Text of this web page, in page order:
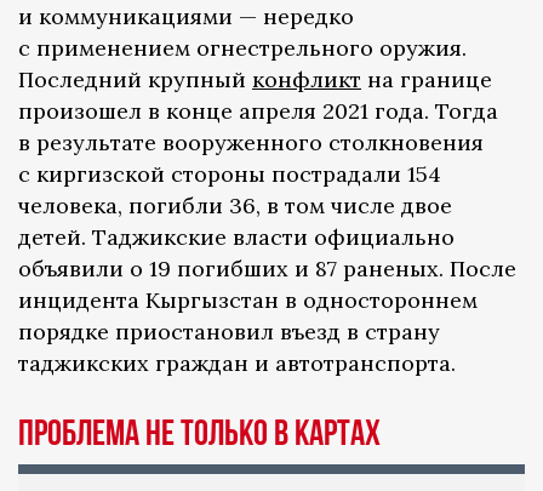
и коммуникациями — нередко
с применением огнестрельного оружия.
Последний крупный конфликт на границе
произошел в конце апреля 2021 года. Тогда
в результате вооруженного столкновения
с киргизской стороны пострадали 154
человека, погибли 36, в том числе двое
детей. Таджикские власти официально
объявили о 19 погибших и 87 раненых. После
инцидента Кыргызстан в одностороннем
порядке приостановил въезд в страну
таджикских граждан и автотранспорта.
Проблема не только в картах